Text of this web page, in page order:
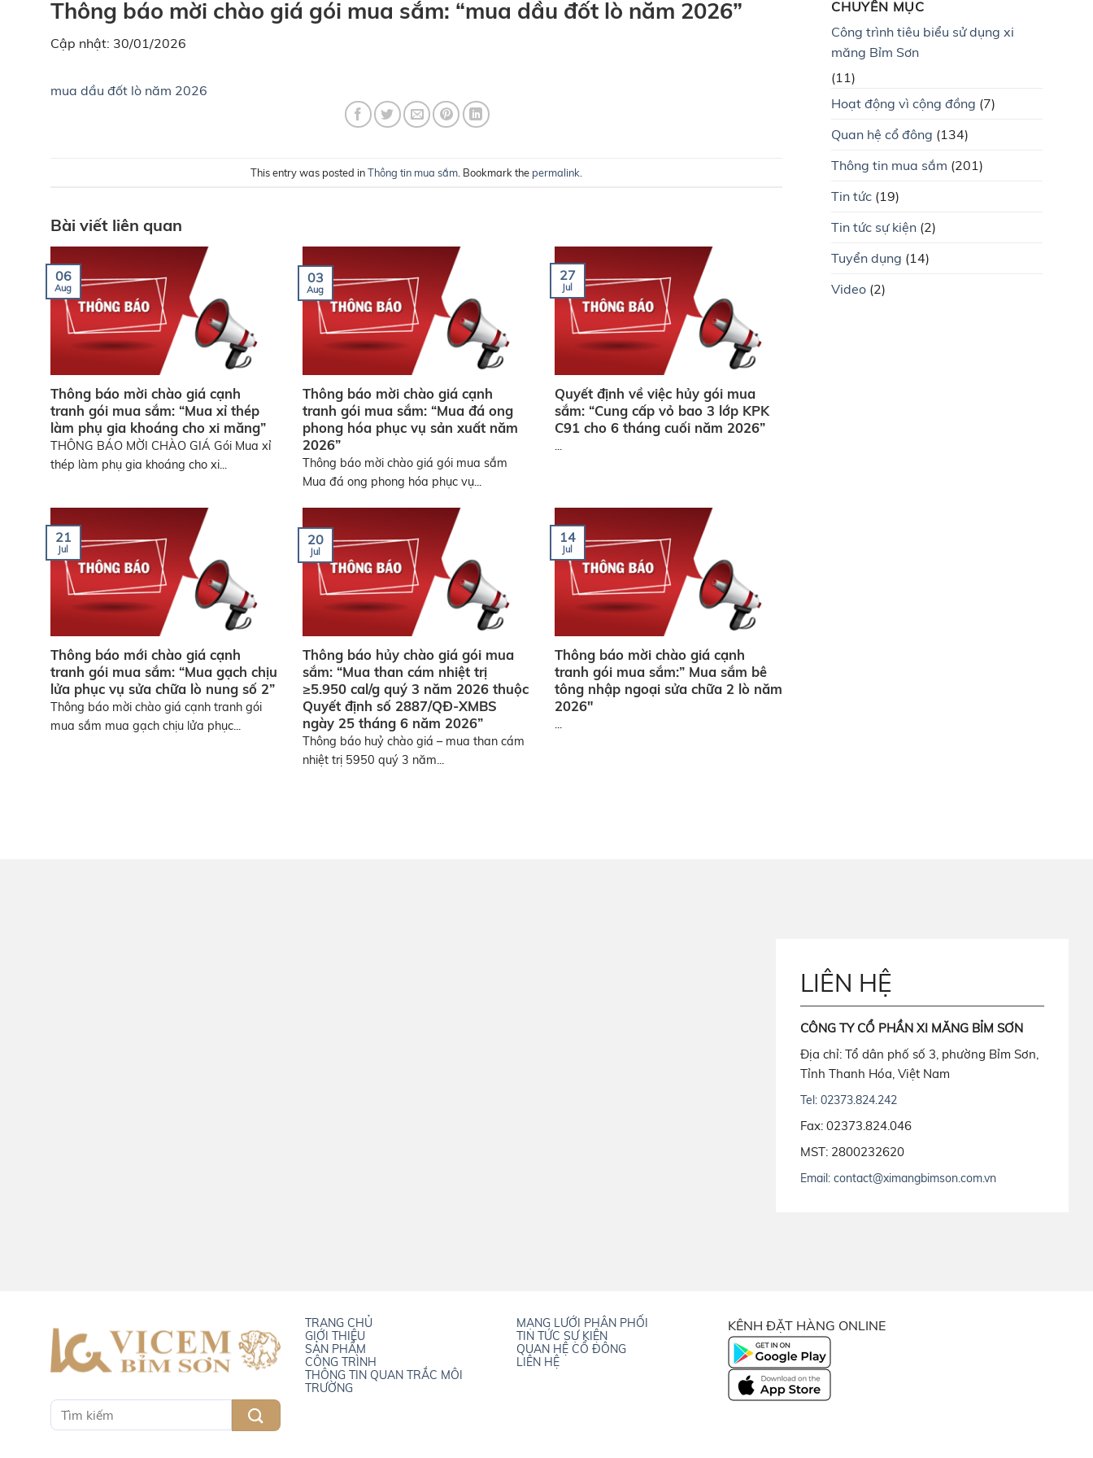
Thông báo mời chào giá gói mua sắm: “mua dầu đốt lò năm 2026”
Cập nhật: 30/01/2026
mua dầu đốt lò năm 2026
This entry was posted inThông tin mua sắm . Bookmark the permalink
Bài viết liên quan
Thông báo mời chào giá cạnh
tranh gói mua sắm: “Mua xỉ thép
làm phụ gia khoáng cho xi măng”
THÔNG BÁO MỜI CHÀO GIÁ Gói Mua xỉ
thép làm phụ gia khoáng cho xi...
06
Aug
Thông báo mời chào giá cạnh
tranh gói mua sắm: “Mua đá ong
phong hóa phục vụ sản xuất năm
2026”
Thông báo mời chào giá gói mua sắm
Mua đá ong phong hóa phục vụ...
03
Aug
Quyết định về việc hủy gói mua
sắm: “Cung cấp vỏ bao 3 lớp KPK
C91 cho 6 tháng cuối năm 2026”
...
27
Jul
Thông báo mới chào giá cạnh
tranh gói mua sắm: “Mua gạch chịu
lửa phục vụ sửa chữa lò nung số 2”
Thông báo mời chào giá cạnh tranh gói
mua sắm mua gạch chịu lửa phục...
21
Jul
Thông báo hủy chào giá gói mua
sắm: “Mua than cám nhiệt trị
≥5.950 cal/g quý 3 năm 2026 thuộc
Quyết định số 2887/QĐ-XMBS
ngày 25 tháng 6 năm 2026”
Thông báo huỷ chào giá – mua than cám
nhiệt trị 5950 quý 3 năm...
20
Jul
Thông báo mời chào giá cạnh
tranh gói mua sắm:” Mua sắm bê
tông nhập ngoại sửa chữa 2 lò năm
2026″
...
14
Jul
CHUYÊN MỤC
Công trình tiêu biểu sử dụng xi
măng Bỉm Sơn
(11)
Hoạt động vì cộng đồng (7)
Quan hệ cổ đông (134)
Thông tin mua sắm (201)
Tin tức (19)
Tin tức sự kiện (2)
Tuyển dụng (14)
Video (2)
LIÊN HỆ
CÔNG TY CỔ PHẦN XI MĂNG BỈM SƠN
Địa chỉ: Tổ dân phố số 3, phường Bỉm Sơn,
Tỉnh Thanh Hóa, Việt Nam
Tel: 02373.824.242
Fax: 02373.824.046
MST: 2800232620
Email: contact@ximangbimson.com.vn
TRANG CHỦ
GIỚI THIỆU
SẢN PHẨM
CÔNG TRÌNH
THÔNG TIN QUAN TRẮC MÔI
TRƯỜNG
MẠNG LƯỚI PHÂN PHỐI
TIN TỨC SỰ KIỆN
QUAN HỆ CỔ ĐÔNG
LIÊN HỆ
KÊNH ĐẶT HÀNG ONLINE